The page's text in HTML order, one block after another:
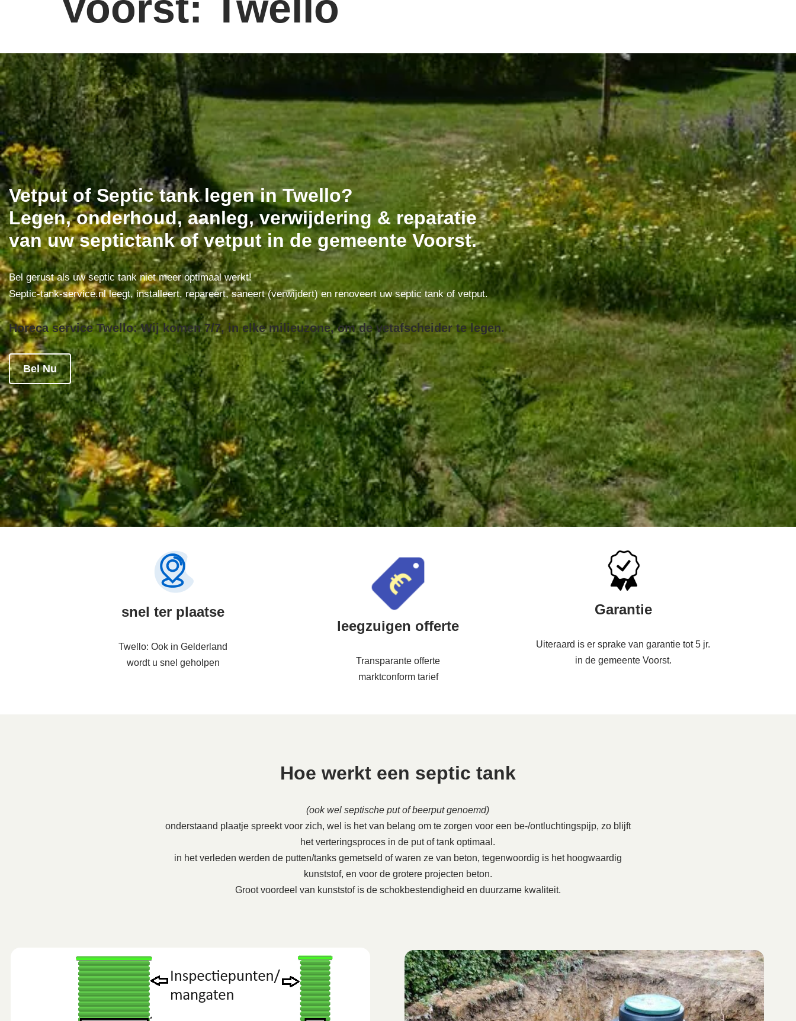
Vetput of Septic tank legen in Twello?
Legen, onderhoud, aanleg, verwijdering & reparatie
van uw septictank of vetput in de gemeente Voorst.
Bel gerust als uw septic tank niet meer optimaal werkt!
Septic-tank-service.nl leegt, installeert, repareert, saneert (verwijdert) en renoveert uw septic tank of vetput.
Horeca service Twello: Wij komen 7/7, in elke milieuzone, om de vetafscheider te legen.
Bel Nu
snel ter plaatse
Twello: Ook in Gelderland
wordt u snel geholpen
leegzuigen offerte
Transparante offerte
marktconform tarief
Garantie
Uiteraard is er sprake van garantie tot 5 jr.
in de gemeente Voorst.
Hoe werkt een septic tank
(ook wel septische put of beerput genoemd)
onderstaand plaatje spreekt voor zich, wel is het van belang om te zorgen voor een be-/ontluchtingspijp, zo blijft
het verteringsproces in de put of tank optimaal.
in het verleden werden de putten/tanks gemetseld of waren ze van beton, tegenwoordig is het hoogwaardig
kunststof, en voor de grotere projecten beton.
Groot voordeel van kunststof is de schokbestendigheid en duurzame kwaliteit.